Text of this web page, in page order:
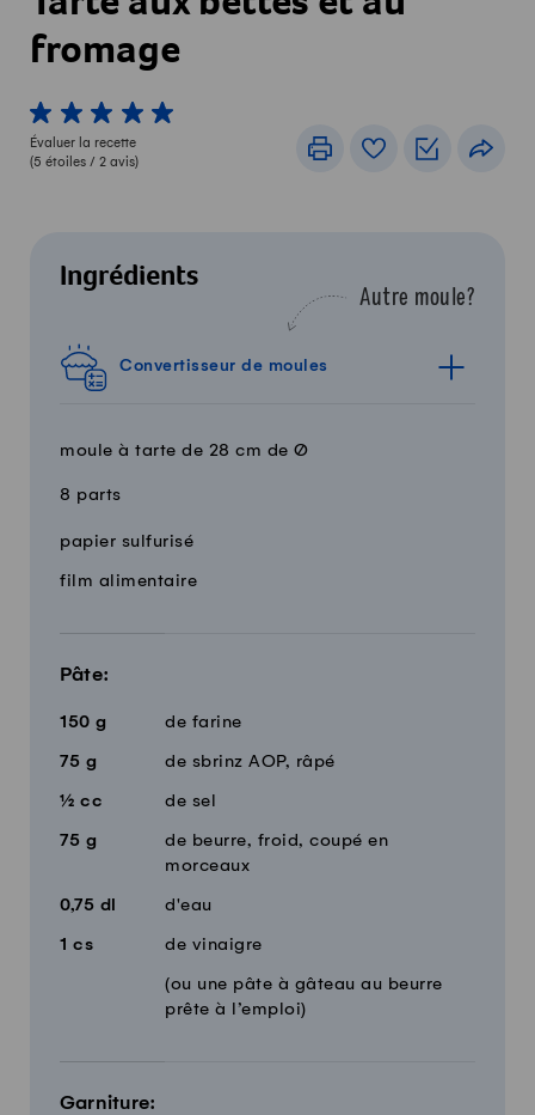
fromage
1 von 5 étoiles
2 von 5 étoiles
3 von 5 étoiles
4 von 5 étoiles
5 von 5 étoiles
Évaluer la recette
(5 étoiles / 2 avis)
ImprimerLivre de recettes
Listes de
Ingrédients
Autre moule?
Convertisseur de moules
moule à tarte de 28 cm de Ø
8 parts
QuantitéIngrédients
papier sulfurisé
film alimentaire
Pâte:
150 g de farine
75 g de sbrinz AOP, râpé
½ cc de sel
75 g
de beurre, froid, coupé en
morceaux
0,75 dl d'eau
1 cs de vinaigre
(ou une pâte à gâteau au beurre
prête à l’emploi)
Garniture: